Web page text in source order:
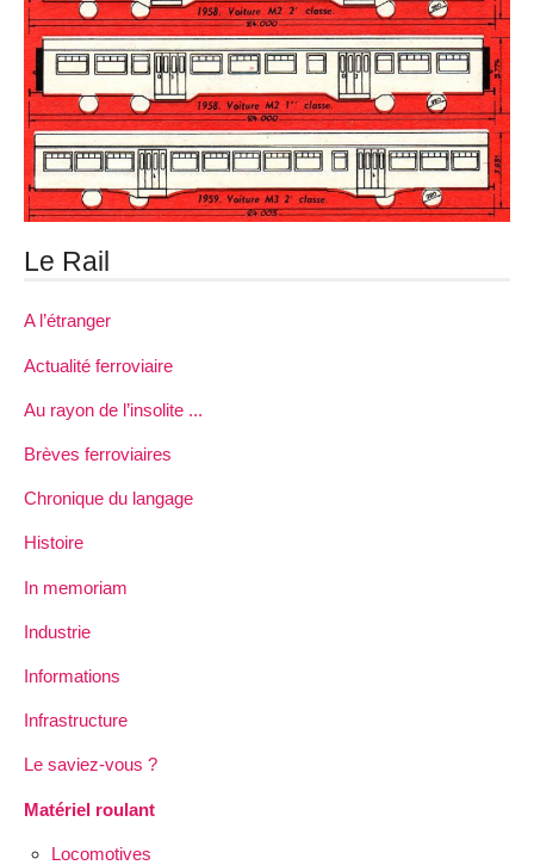
Le Rail
A l’étranger
Actualité ferroviaire
Au rayon de l’insolite ...
Brèves ferroviaires
Chronique du langage
Histoire
In memoriam
Industrie
Informations
Infrastructure
Le saviez-vous ?
Matériel roulant
Locomotives